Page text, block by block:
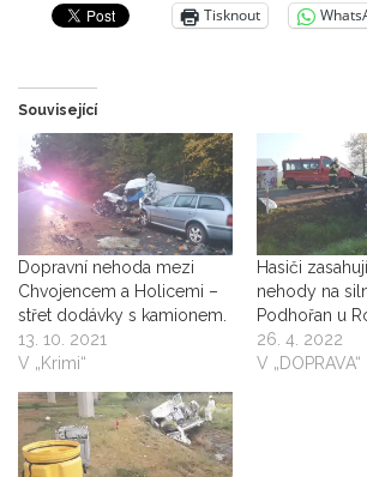
Tisknout
Související
Dopravní nehoda mezi
Chvojencem a Holicemi –
střet dodávky s kamionem.
13. 10. 2021
V „Krimi“
Hasiči
nehody na
Podhořan u
26. 4. 2022
V „DOPRAVA“